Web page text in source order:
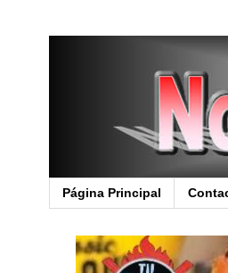
Página Principal